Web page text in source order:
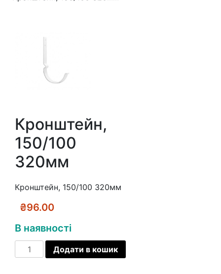
Кронштейн,
150/100
320мм
Кронштейн, 150/100 320мм
₴96.00
В наявності
Кронштейн,
150/100
Додати в кошик